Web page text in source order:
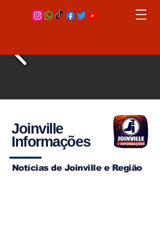
Joinville
Informações
Notícias de Joinville e Região